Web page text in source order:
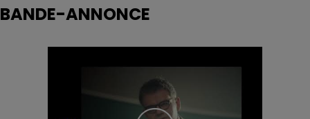
BANDE-ANNONCE